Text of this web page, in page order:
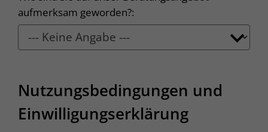
aufmerksam geworden?:
Nutzungsbedingungen und
Einwilligungserklärung